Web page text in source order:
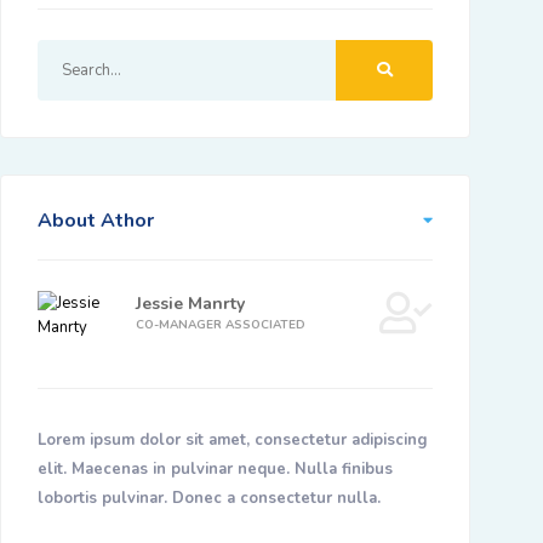
About Athor
Jessie Manrty
CO-MANAGER ASSOCIATED
Lorem ipsum dolor sit amet, consectetur adipiscing
elit. Maecenas in pulvinar neque. Nulla finibus
lobortis pulvinar. Donec a consectetur nulla.